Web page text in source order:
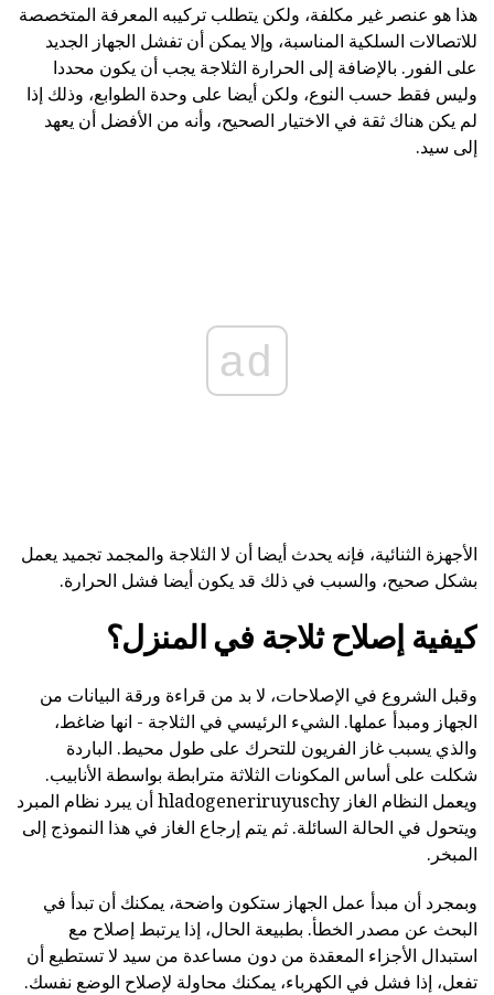
هذا هو عنصر غير مكلفة، ولكن يتطلب تركيبه المعرفة المتخصصة
للاتصالات السلكية المناسبة، وإلا يمكن أن تفشل الجهاز الجديد
على الفور. بالإضافة إلى الحرارة الثلاجة يجب أن يكون محددا
وليس فقط حسب النوع، ولكن أيضا على وحدة الطوابع، وذلك إذا
لم يكن هناك ثقة في الاختيار الصحيح، وأنه من الأفضل أن يعهد
إلى سيد.
ad
الأجهزة الثنائية، فإنه يحدث أيضا أن لا الثلاجة والمجمد تجميد يعمل
بشكل صحيح، والسبب في ذلك قد يكون أيضا فشل الحرارة.
كيفية إصلاح ثلاجة في المنزل؟
وقبل الشروع في الإصلاحات، لا بد من قراءة ورقة البيانات من
الجهاز ومبدأ عملها. الشيء الرئيسي في الثلاجة - انها ضاغط،
والذي يسبب غاز الفريون للتحرك على طول محيط. الباردة
شكلت على أساس المكونات الثلاثة مترابطة بواسطة الأنابيب.
ويعمل النظام الغاز hladogeneriruyuschy أن يبرد نظام المبرد
ويتحول في الحالة السائلة. ثم يتم إرجاع الغاز في هذا النموذج إلى
المبخر.
وبمجرد أن مبدأ عمل الجهاز ستكون واضحة، يمكنك أن تبدأ في
البحث عن مصدر الخطأ. بطبيعة الحال، إذا يرتبط إصلاح مع
استبدال الأجزاء المعقدة من دون مساعدة من سيد لا تستطيع أن
تفعل، إذا فشل في الكهرباء، يمكنك محاولة لإصلاح الوضع نفسك.